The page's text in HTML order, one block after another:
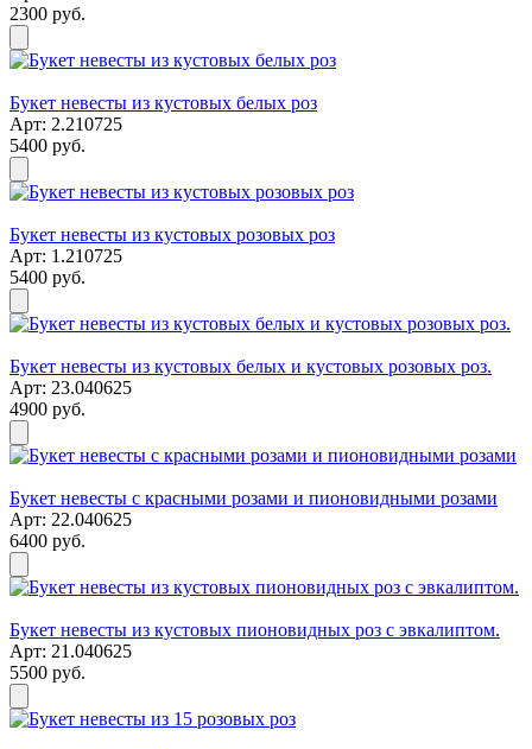
2300 руб.
Букет невесты из кустовых белых роз
Арт: 2.210725
5400 руб.
Букет невесты из кустовых розовых роз
Арт: 1.210725
5400 руб.
Букет невесты из кустовых белых и кустовых розовых роз.
Арт: 23.040625
4900 руб.
Букет невесты с красными розами и пионовидными розами
Арт: 22.040625
6400 руб.
Букет невесты из кустовых пионовидных роз с эвкалиптом.
Арт: 21.040625
5500 руб.